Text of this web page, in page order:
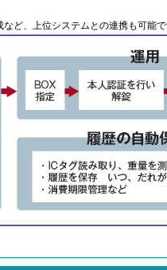
ど、上位システムとの連携も可能